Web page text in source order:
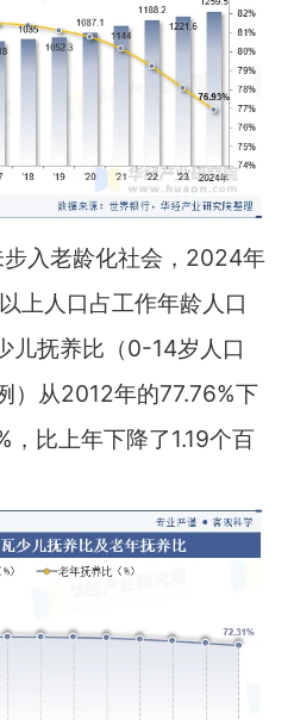
入老龄化社会，2024年
上人口占工作年龄人口
儿抚养比（0-14岁人口
）从2012年的77.76%下
比上年下降了1.19个百